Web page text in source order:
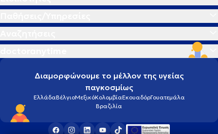
Διαμορφώνουμε το μέλλον της υγείας
παγκοσμίως
ΕλλάδαΒέλγιοΜεξικόΚολομβίαΕκουαδόρΓουατεμάλα
Βραζιλία